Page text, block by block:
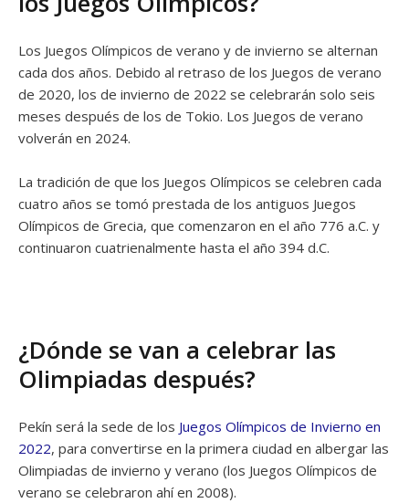
Los Juegos Olímpicos de verano y de invierno se alternan
cada dos años. Debido al retraso de los Juegos de verano
de 2020, los de invierno de 2022 se celebrarán solo seis
meses después de los de Tokio. Los Juegos de verano
volverán en 2024.
La tradición de que los Juegos Olímpicos se celebren cada
cuatro años se tomó prestada de los antiguos Juegos
Olímpicos de Grecia, que comenzaron en el año 776 a.C. y
continuaron cuatrienalmente hasta el año 394 d.C.
¿Dónde se van a celebrar las
Olimpiadas después?
Pekín será la sede de los Juegos Olímpicos de Invierno en
2022, para convertirse en la primera ciudad en albergar las
Olimpiadas de invierno y verano (los Juegos Olímpicos de
verano se celebraron ahí en 2008).